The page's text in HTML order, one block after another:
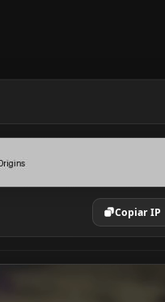
resumo e tags
Copiar IP